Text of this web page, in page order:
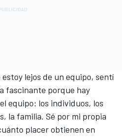
lejos de un equipo, sentí
fascinante porque hay
equipo: los individuos, los
la familia. Sé por mi propia
placer obtienen en